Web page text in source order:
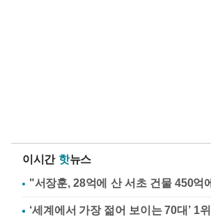
이시간 핫뉴스
"서장훈, 28억에 산 서초 건물 450억